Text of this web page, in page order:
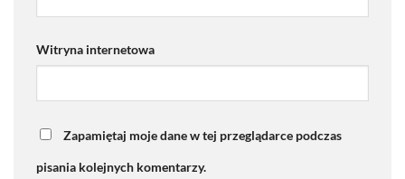
Witryna internetowa
Zapamiętaj moje dane w tej przeglądarce podczas
pisania kolejnych komentarzy.